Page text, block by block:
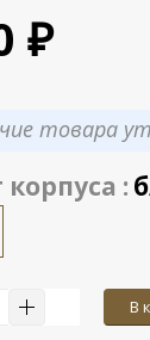
₽
товара
:
В